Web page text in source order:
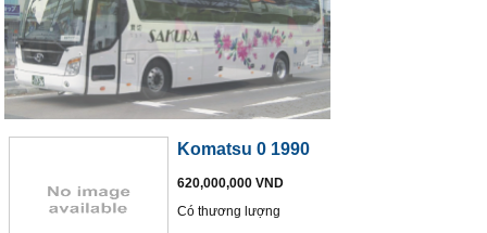
Komatsu 0 1990
620,000,000 VND
Có thương lượng